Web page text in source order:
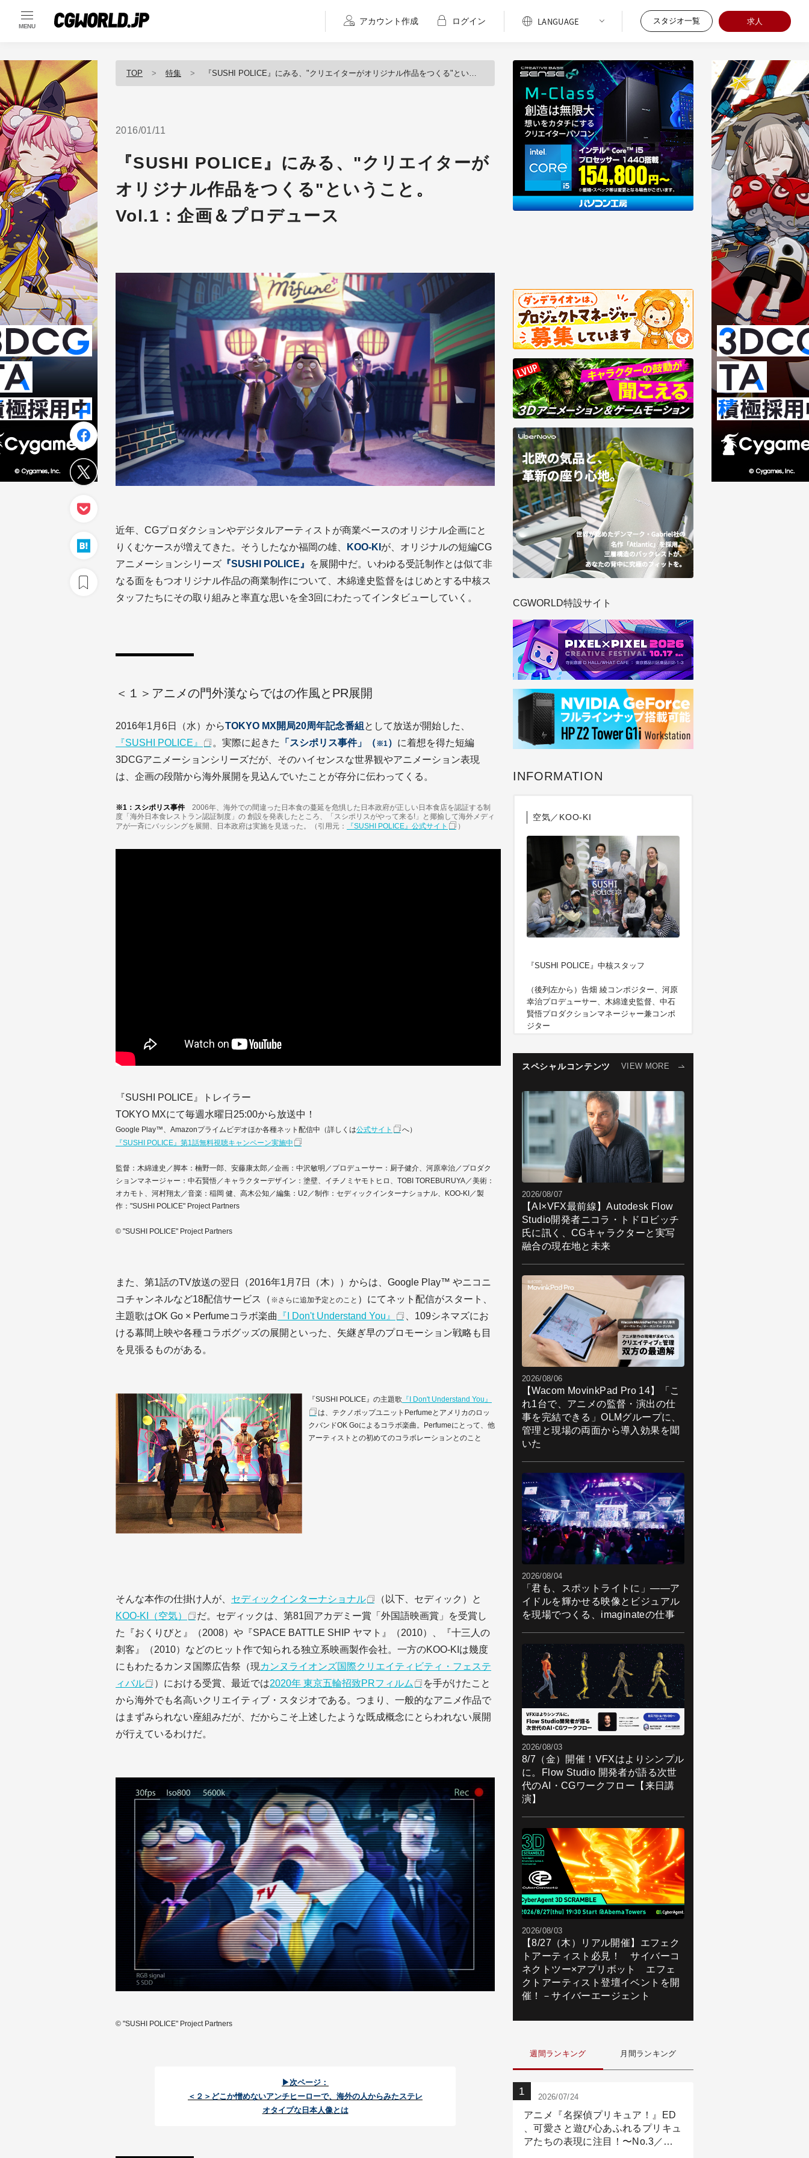
MENU
アカウント作成 ログイン スタジオ一覧 求人
TOP 特集 『SUSHI POLICE』にみる、"クリエイターがオリジナル作品をつくる"ということ。Vol.1：企画＆プロデュース
2016/01/11
『SUSHI POLICE』にみる、"クリエイターが
オリジナル作品をつくる"ということ。
Vol.1：企画＆プロデュース
近年、CGプロダクションやデジタルアーティストが商業ベースのオリジナル企画にと
りくむケースが増えてきた。そうしたなか福岡の雄、
KOO-KI が、オリジナルの短編CG
アニメーションシリーズ 『SUSHI POLICE』
を展開中だ。いわゆる受託制作とは似て非
なる面をもつオリジナル作品の商業制作について、木綿達史監督をはじめとする中核ス
タッフたちにその取り組みと率直な思いを全3回にわたってインタビューしていく。
＜１＞アニメの門外漢ならではの作風とPR展開
2016年1月6日（水）からTOKYO MX開局20周年記念番組 として放送が開始した、
『SUSHI POLICE』
。実際に起きた 「スシポリス事件」（※1） に着想を得た短編
3DCGアニメーションシリーズだが、そのハイセンスな世界観やアニメーション表現
は、企画の段階から海外展開を見込んでいたことが存分に伝わってくる。
※1：スシポリス事件 2006年、海外での間違った日本食の蔓延を危惧した⽇本政府が正しい⽇本食店を認証する制
度「海外⽇本⾷レストラン認証制度」の 創設を発表したところ、「スシポリスがやって来る!」と揶揄して海外メディ
アが⼀⻫にバッシングを展開、日本政府は実施を見送った。（引用元：
『SUSHI POLICE』公式サイト ）
『SUSHI POLICE』トレイラー
TOKYO MXにて毎週水曜日25:00から放送中！
Google Play™、Amazonプライムビデオほか各種ネット配信中（詳しくは公式サイト
へ）
『SUSHI POLICE』第1話無料視聴キャンペーン実施中
監督：木綿達史／脚本：楠野一郎、安藤康太郎／企画：中沢敏明／プロデューサー：厨子健介、河原幸治／プロダク
ションマネージャー：中石賢悟／キャラクターデザイン：塗壁、イチノミヤモトヒロ、TOBI TOREBURUYA／美術：
オカモト、河村翔太／音楽：稲岡 健、高木公知／編集：U2／制作：セディックインターナショナル、KOO-KI／製
作："SUSHI POLICE" Project Partners
© "SUSHI POLICE" Project Partners
また、第1話のTV放送の翌日（2016年1月7日（木））からは、Google Play™ やニコニ
コチャンネルなど18配信サービス（ ※さらに追加予定とのこと ）にてネット配信がスタート、
主題歌はOK Go × Perfumeコラボ楽曲
『I Don't Understand You』
、109シネマズにお
ける幕間上映や各種コラボグッズの展開といった、矢継ぎ早のプロモーション戦略も目
を見張るものがある。
『SUSHI POLICE』の主題歌 『I Don't Understand You』
は、テクノポップユニットPerfumeとアメリカのロッ
クバンドOK Goによるコラボ楽曲。Perfumeにとって、他
アーティストとの初めてのコラボレーションとのこと
そんな本作の仕掛け人が、 セディックインターナショナル
（以下、セディック）と
KOO-KI（空気）
だ。セディックは、第81回アカデミー賞「外国語映画賞」を受賞し
た『おくりびと』（2008）や『SPACE BATTLE SHIP ヤマト』（2010）、『十三人の
刺客』（2010）などのヒット作で知られる独立系映画製作会社。一方のKOO-KIは幾度
にもわたるカンヌ国際広告祭（現 カンヌライオンズ国際クリエイティビティ・フェステ
ィバル
）における受賞、最近では2020年 東京五輪招致PRフィルム
を手がけたこと
から海外でも名高いクリエイティブ・スタジオである。つまり、一般的なアニメ作品で
はまずみられない座組みだが、だからこそ上述したような既成概念にとらわれない展開
が行えているわけだ。
© "SUSHI POLICE" Project Partners
▶次ページ：
＜２＞どこか憎めないアンチヒーローで、海外の人からみたステレ
オタイプな日本人像とは
CGWORLD特設サイト
INFORMATION
空気／KOO-KI
『SUSHI POLICE』中核スタッフ
（後列左から）告畑 綾コンポジター、河原
幸治プロデューサー、木綿達史監督、中石
賢悟プロダクションマネージャー兼コンポ
ジター
ョンアシスタント、小堤 愛プロダクション
スペシャルコンテンツ VIEW MORE
2026/08/07
【AI×VFX最前線】Autodesk Flow
Studio開発者ニコラ・トドロビッチ
氏に訊く、CGキャラクターと実写
融合の現在地と未来
2026/08/06
【Wacom MovinkPad Pro 14】「こ
れ1台で、アニメの監督・演出の仕
事を完結できる」OLMグループに、
管理と現場の両面から導入効果を聞
いた
2026/08/04
「君も、スポットライトに」――ア
イドルを輝かせる映像とビジュアル
を現場でつくる、imaginateの仕事
2026/08/03
8/7（金）開催！VFXはよりシンプル
に。Flow Studio 開発者が語る次世
代のAI・CGワークフロー【来日講
演】
2026/08/03
【8/27（木）リアル開催】エフェク
トアーティスト必見！ サイバーコ
ネクトツー×アプリボット エフェ
クトアーティスト登壇イベントを開
催！－サイバーエージェント
週間ランキング 月間ランキング
2026/07/24
アニメ『名探偵プリキュア！』ED
、可愛さと遊び心あふれるプリキュ
アたちの表現に注目！〜No.3／ア